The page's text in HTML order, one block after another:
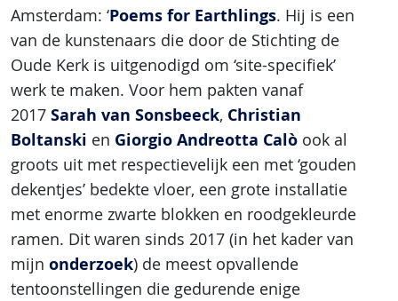
Amsterdam: ‘Poems for Earthlings. Hij is een
van de kunstenaars die door de Stichting de
Oude Kerk is uitgenodigd om ‘site-specifiek’
werk te maken. Voor hem pakten vanaf
2017 Sarah van Sonsbeeck, Christian
Boltanski en Giorgio Andreotta Calò ook al
groots uit met respectievelijk een met ‘gouden
dekentjes’ bedekte vloer, een grote installatie
met enorme zwarte blokken en roodgekleurde
ramen. Dit waren sinds 2017 (in het kader van
mijn onderzoek) de meest opvallende
tentoonstellingen die gedurende enige